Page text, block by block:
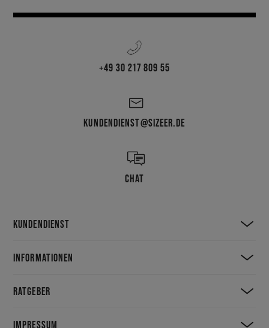
+49 30 217 809 55
KUNDENDIENST@SIZEER.DE
CHAT
KUNDENDIENST
INFORMATIONEN
RATGEBER
IMPRESSUM